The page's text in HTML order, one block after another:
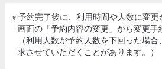
※ 予約完了後に、利用時間や人数に変
画面の「予約内容の変更」から変更手
（利用人数が予約人数を下回った場
求させていただくことがあります。）